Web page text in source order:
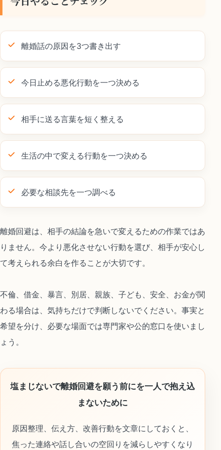
離婚話の原因を3つ書き出す
今日止める悪化行動を一つ決める
相手に送る言葉を短く整える
生活の中で変える行動を一つ決める
必要な相談先を一つ調べる
離婚回避は、相手の結論を急いで変えるための作業ではあ
りません。今より悪化させない行動を選び、相手が安心し
て考えられる余白を作ることが大切です。
不倫、借金、暴言、別居、親族、子ども、安全、お金が関
わる場合は、気持ちだけで判断しないでください。事実と
希望を分け、必要な場面では専門家や公的窓口を使いまし
ょう。
塩まじないで離婚回避を願う前にを一人で抱え込
まないために
原因整理、伝え方、改善行動を文章にしておくと、
焦った連絡や話し合いの空回りを減らしやすくなり